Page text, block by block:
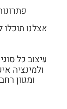
אצלנו
עיצוב כל סוגי
ולמינציה
ומגוון